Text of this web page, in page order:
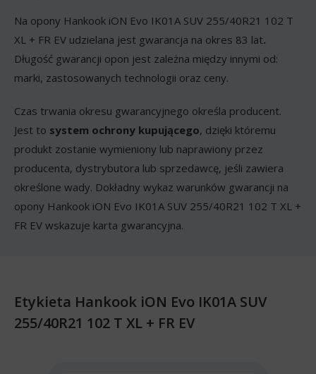
Na opony Hankook iON Evo IK01A SUV 255/40R21 102 T
XL + FR EV udzielana jest gwarancja na okres 83 lat.
Długość gwarancji opon jest zależna między innymi od:
marki, zastosowanych technologii oraz ceny.
Czas trwania okresu gwarancyjnego określa producent.
Jest to system ochrony kupującego, dzięki któremu
produkt zostanie wymieniony lub naprawiony przez
producenta, dystrybutora lub sprzedawcę, jeśli zawiera
określone wady. Dokładny wykaz warunków gwarancji na
opony Hankook iON Evo IK01A SUV 255/40R21 102 T XL +
FR EV wskazuje karta gwarancyjna.
Etykieta Hankook iON Evo IK01A SUV
255/40R21 102 T XL + FR EV